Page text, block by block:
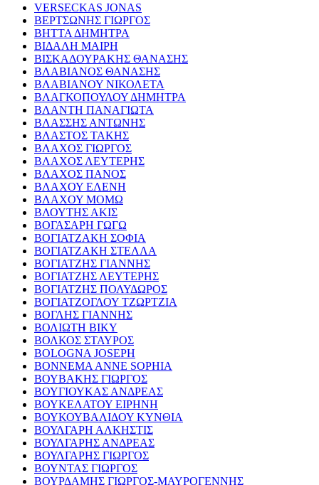
VERSECKAS JONAS
ΒΕΡΤΣΩΝΗΣ ΓΙΩΡΓΟΣ
ΒΗΤΤΑ ΔΗΜΗΤΡΑ
ΒΙΔΑΛΗ ΜΑΙΡΗ
ΒΙΣΚΑΔΟΥΡΑΚΗΣ ΘΑΝΑΣΗΣ
ΒΛΑΒΙΑΝΟΣ ΘΑΝΑΣΗΣ
ΒΛΑΒΙΑΝΟΥ ΝΙΚΟΛΕΤΑ
ΒΛΑΓΚΟΠΟΥΛΟΥ ΔΗΜΗΤΡΑ
ΒΛΑΝΤΗ ΠΑΝΑΓΙΩΤΑ
ΒΛΑΣΣΗΣ ΑΝΤΩΝΗΣ
ΒΛΑΣΤΟΣ ΤΑΚΗΣ
ΒΛΑΧΟΣ ΓΙΩΡΓΟΣ
ΒΛΑΧΟΣ ΛΕΥΤΕΡΗΣ
ΒΛΑΧΟΣ ΠΑΝΟΣ
ΒΛΑΧΟΥ ΕΛΕΝΗ
ΒΛΑΧΟΥ ΜΟΜΩ
ΒΛΟΥΤΗΣ ΑΚΙΣ
ΒΟΓΑΣΑΡΗ ΓΩΓΩ
ΒΟΓΙΑΤΖΑΚΗ ΣΟΦΙΑ
ΒΟΓΙΑΤΖΑΚΗ ΣΤΕΛΛΑ
ΒΟΓΙΑΤΖΗΣ ΓΙΑΝΝΗΣ
ΒΟΓΙΑΤΖΗΣ ΛΕΥΤΕΡΗΣ
ΒΟΓΙΑΤΖΗΣ ΠΟΛΥΔΩΡΟΣ
ΒΟΓΙΑΤΖΟΓΛΟΥ ΤΖΩΡΤΖΙΑ
ΒΟΓΛΗΣ ΓΙΑΝΝΗΣ
ΒΟΛΙΩΤΗ ΒΙΚΥ
ΒΟΛΚΟΣ ΣΤΑΥΡΟΣ
BOLOGNA JOSEPH
BONNEMA ANNE SOPHIA
ΒΟΥΒΑΚΗΣ ΓΙΩΡΓΟΣ
ΒΟΥΓΙΟΥΚΑΣ ΑΝΔΡΕΑΣ
ΒΟΥΚΕΛΑΤΟΥ ΕΙΡΗΝΗ
ΒΟΥΚΟΥΒΑΛΙΔΟΥ ΚΥΝΘΙΑ
ΒΟΥΛΓΑΡΗ ΑΛΚΗΣΤΙΣ
ΒΟΥΛΓΑΡΗΣ ΑΝΔΡΕΑΣ
ΒΟΥΛΓΑΡΗΣ ΓΙΩΡΓΟΣ
ΒΟΥΝΤΑΣ ΓΙΩΡΓΟΣ
ΒΟΥΡΔΑΜΗΣ ΓΙΩΡΓΟΣ-ΜΑΥΡΟΓΕΝΝΗΣ